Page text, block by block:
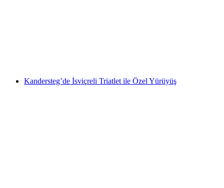
Kandersteg’de İsviçreli Triatlet ile Özel Yürüyüş